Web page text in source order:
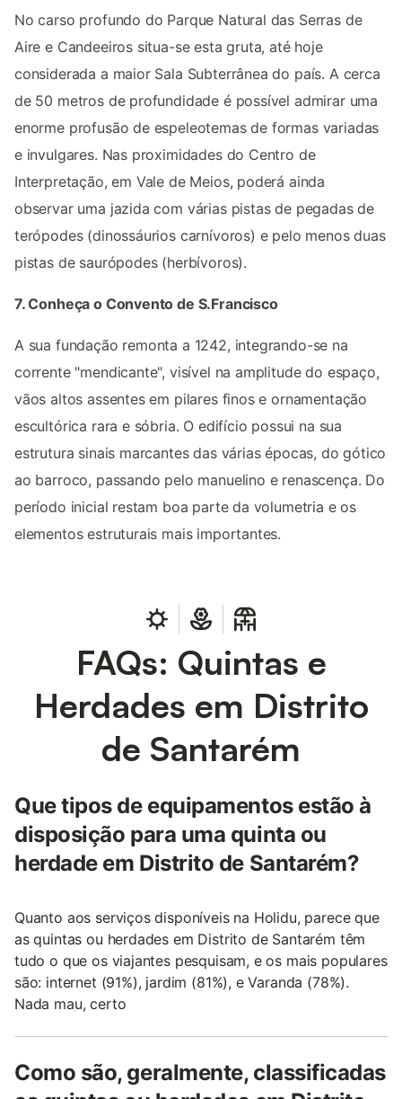
No carso profundo do Parque Natural das Serras de
Aire e Candeeiros situa-se esta gruta, até hoje
considerada a maior Sala Subterrânea do país. A cerca
de 50 metros de profundidade é possível admirar uma
enorme profusão de espeleotemas de formas variadas
e invulgares. Nas proximidades do Centro de
Interpretação, em Vale de Meios, poderá ainda
observar uma jazida com várias pistas de pegadas de
terópodes (dinossáurios carnívoros) e pelo menos duas
pistas de saurópodes (herbívoros).
7. Conheça o Convento de S.Francisco
A sua fundação remonta a 1242, integrando-se na
corrente "mendicante", visível na amplitude do espaço,
vãos altos assentes em pilares finos e ornamentação
escultórica rara e sóbria. O edifício possui na sua
estrutura sinais marcantes das várias épocas, do gótico
ao barroco, passando pelo manuelino e renascença. Do
período inicial restam boa parte da volumetria e os
elementos estruturais mais importantes.
FAQs: Quintas e
Herdades em Distrito
de Santarém
Que tipos de equipamentos estão à
disposição para uma quinta ou
herdade em Distrito de Santarém?
Quanto aos serviços disponíveis na Holidu, parece que
as quintas ou herdades em Distrito de Santarém têm
tudo o que os viajantes pesquisam, e os mais populares
são: internet (91%), jardim (81%), e Varanda (78%).
Nada mau, certo
Como são, geralmente, classificadas